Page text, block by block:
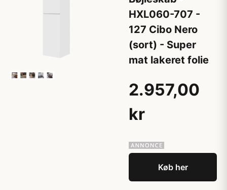
HXL060-707 -
127 Cibo Nero
(sort) - Super
mat lakeret folie
2.957,00
kr
Køb her